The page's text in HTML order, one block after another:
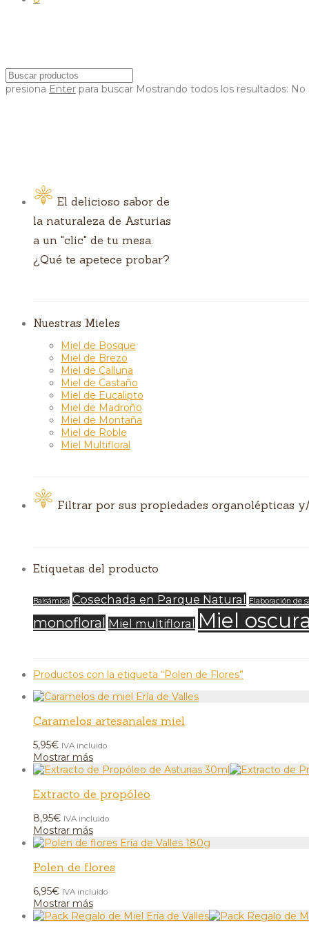
presiona Enter para buscar Mostrando todos los resultados: No
El delicioso sabor de
la naturaleza de Asturias
a un "clic" de tu mesa.
¿Qué te apetece probar?
Nuestras Mieles
Miel de Bosque
Miel de Brezo
Miel de Calluna
Miel de Castaño
Miel de Eucalipto
Miel de Madroño
Miel de Montaña
Miel de Roble
Miel Multifloral
Filtrar por sus propiedades organolépticas
Etiquetas del producto
Balsámica Cosechada en Parque Natural Elaboración de
monofloral Miel multifloral Miel
Productos con la etiqueta “Polen de Flores”
Caramelos artesanales miel
5,95€ IVA incluido
Mostrar más
Extracto de propóleo
8,95€ IVA incluido
Mostrar más
Polen de flores
6,95€ IVA incluido
Mostrar más